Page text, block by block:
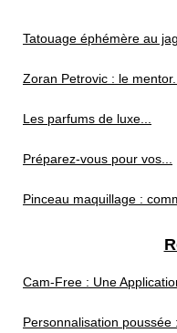
Tatouage éphémère au
Zoran Petrovic : le mentor...
Les parfums de luxe...
Préparez-vous pour vos...
Pinceau maquillage :
Cam-Free : Une
Personnalisation poussée